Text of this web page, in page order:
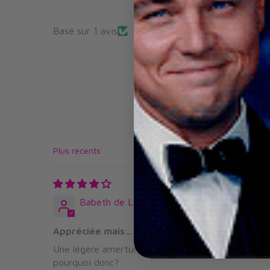
Basé sur 1 avis
Sort by
Babeth de Lille
Appréciée mais…
Une légère amertume bien agréable pour une
pourquoi donc?